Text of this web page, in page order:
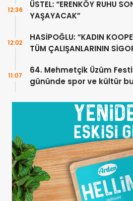
ÜSTEL: “ERENKÖY RUHU
YAŞAYACAK”
12:36
HASİPOĞLU: “KADIN
TÜM ÇALIŞANLARININ
12:02
64. Mehmetçik Üzüm
gününde spor ve kültür
11:07